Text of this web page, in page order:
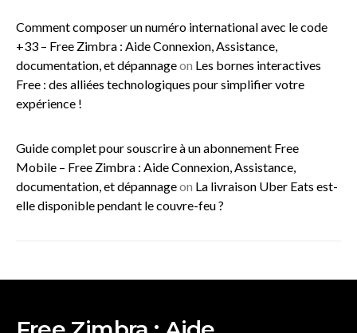
Comment composer un numéro international avec le code
+33 – Free Zimbra : Aide Connexion, Assistance,
documentation, et dépannageon Les bornes interactives
Free : des alliées technologiques pour simplifier votre
expérience !
Guide complet pour souscrire à un abonnement Free
Mobile – Free Zimbra : Aide Connexion, Assistance,
documentation, et dépannageon La livraison Uber Eats est-
elle disponible pendant le couvre-feu ?